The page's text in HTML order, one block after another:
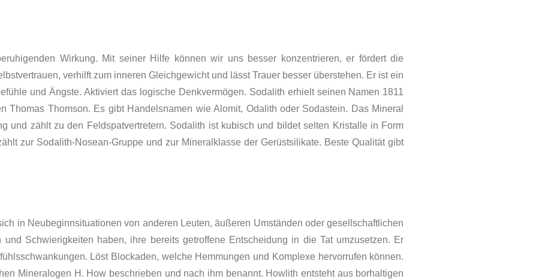
Wirkung. Mit seiner Hilfe können wir uns besser konzentrieren, er fördert die
verhilft zum inneren Gleichgewicht und lässt Trauer besser überstehen. Er ist ein
und Ängste. Aktiviert das logische Denkvermögen. Sodalith erhielt seinen Namen 1811
Thomas Thomson. Es gibt Handelsnamen wie Alomit, Odalith oder Sodastein. Das Mineral
und zählt zu den Feldspatvertre­tern. Sodalith ist kubisch und bildet selten Kristalle in Form
zur Sodalith-Nosean-Gruppe und zur Mineralklasse der Gerüstsilikate. Beste Qualität gibt
in Neubeginnsituationen von anderen Leuten, äußeren Umständen oder gesellschaftlichen
Schwierigkeiten haben, ihre bereits getroffene Entscheidung in die Tat umzusetzen. Er
Löst Blockaden, welche Hemmungen und Komplexe hervorrufen können.
Mineralogen H. How beschrieben und nach ihm benannt. Howlith entsteht aus borhaltigen